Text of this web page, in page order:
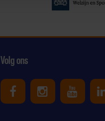
Volg ons
Uniek Sporten op
UniekUniek